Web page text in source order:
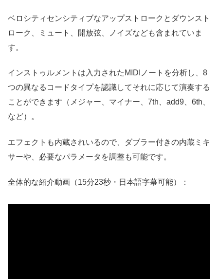
ベロシティセンシティブなアップストロークとダウンスト
ローク、ミュート、開放弦、ノイズなども含まれていま
す。
インストゥルメントは入力されたMIDIノートを分析し、8
つの異なるコードタイプを認識してそれに応じて演奏する
ことができます（メジャー、マイナー、7th、add9、6th、
など）。
エフェクトも内蔵されいるので、ダブラー付きの内蔵ミキ
サーや、必要なパラメータを調整も可能です。
全体的な紹介動画（15分23秒・日本語字幕可能）：